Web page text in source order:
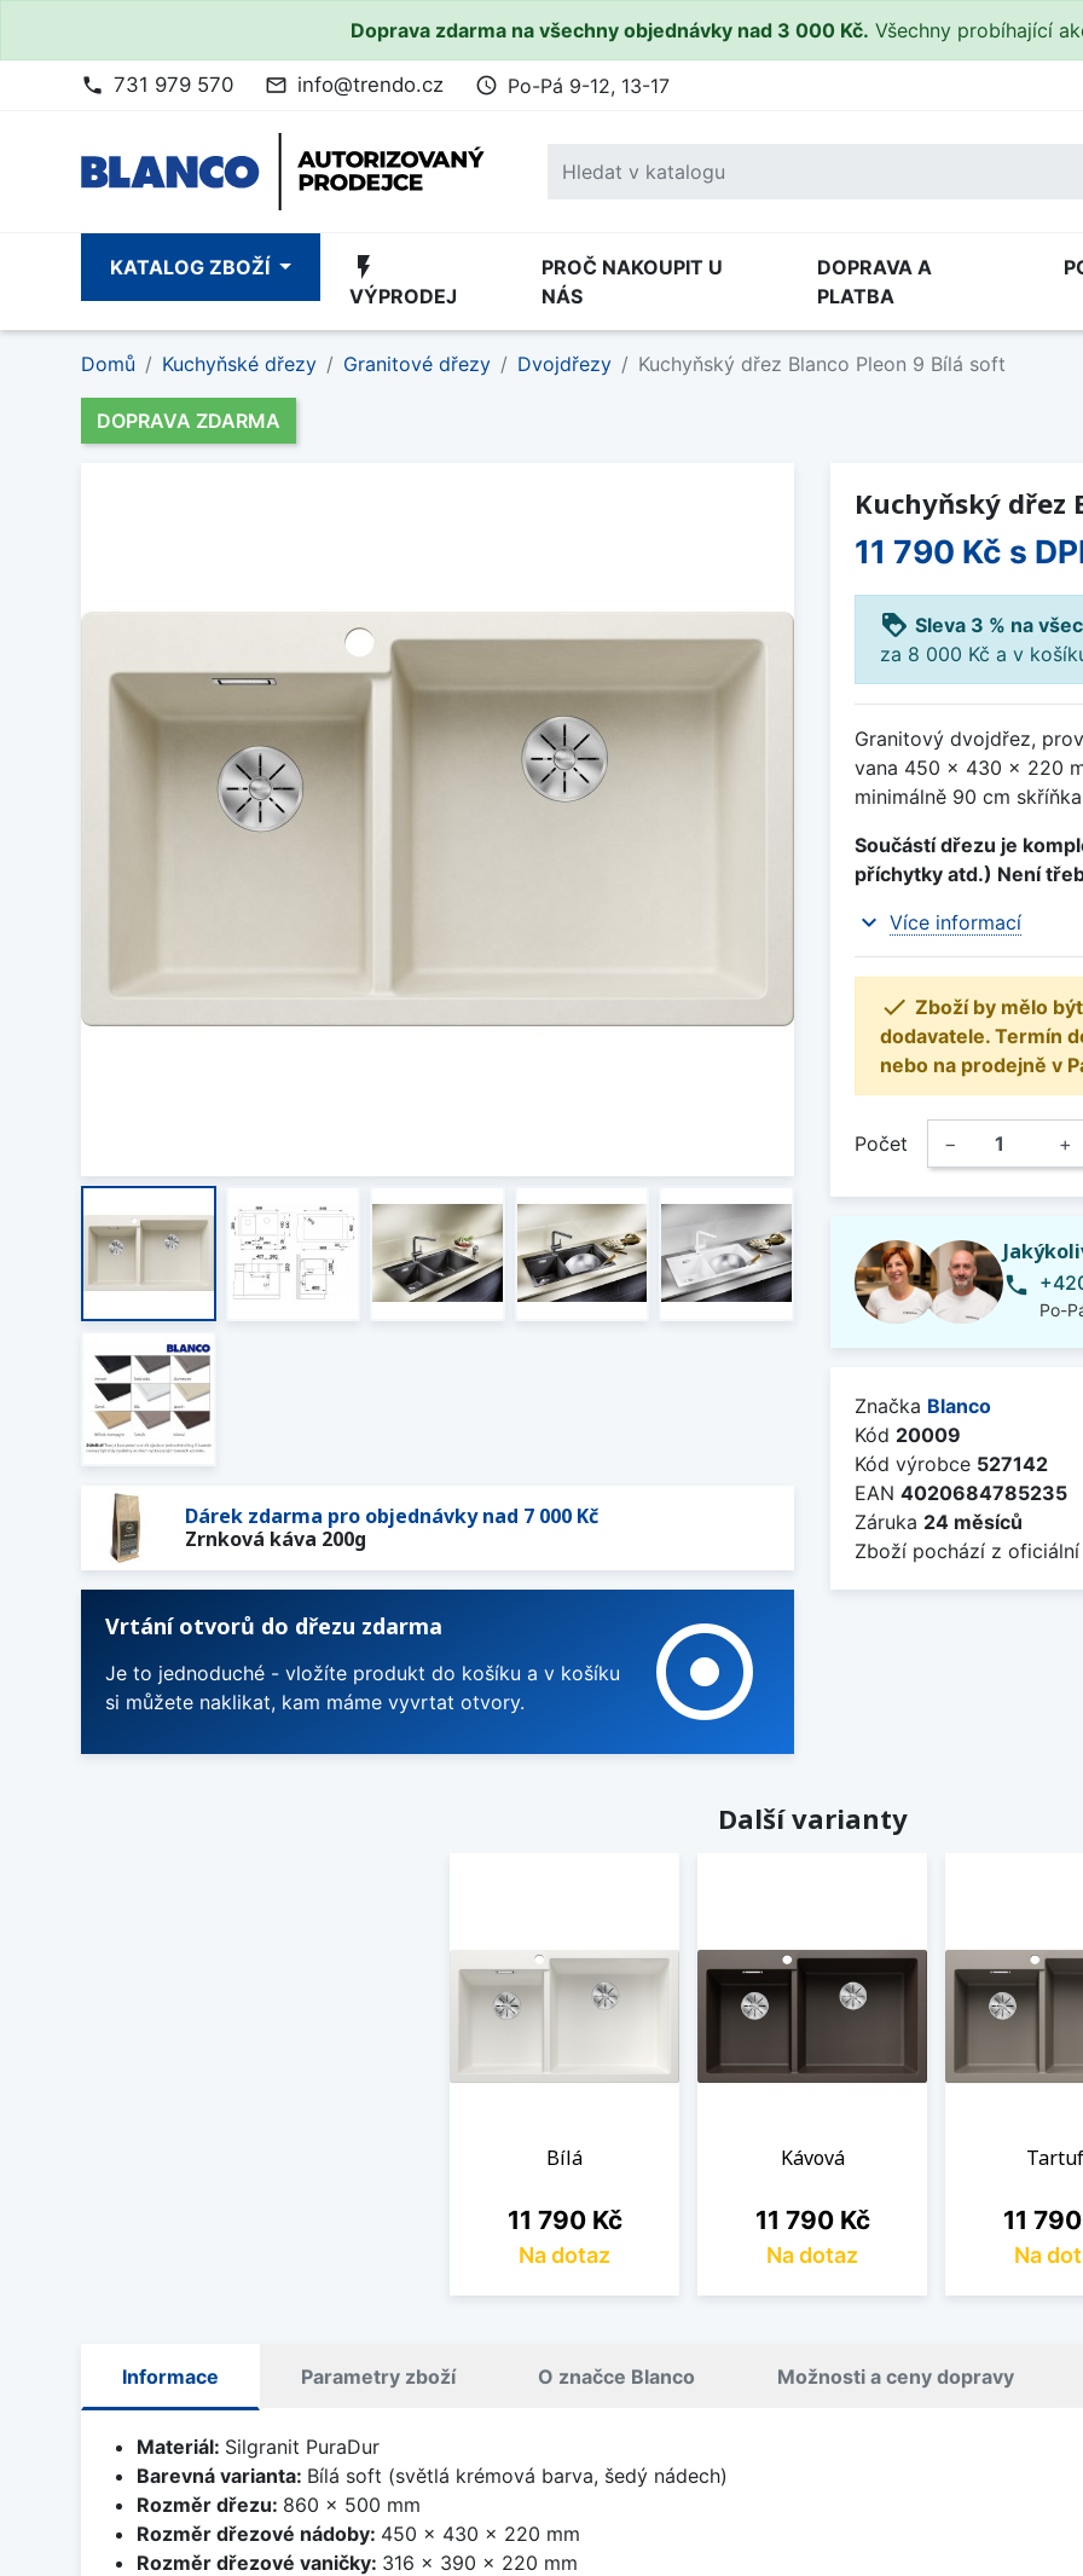
Doprava zdarma na všechny objednávky nad 3 000 Kč. Všechny probíhající
phone 731 979 570 mail_outline info@trendo.cz access_time Po-Pá 9-12, 13-17
KATALOG ZBOŽÍ flash_on
VÝPRODEJ
PROČ NAKOUPIT U
NÁS
DOPRAVA A
PLATBA
Domů Kuchyňské dřezy Granitové dřezy Dvojdřezy Kuchyňský dřez Blanco Pleon 9 Bílá soft
DOPRAVA ZDARMA
Dárek zdarma pro objednávky nad 7 000 Kč
Zrnková káva 200g
Vrtání otvorů do dřezu zdarma
Je to jednoduché - vložíte produkt do košíku a v košíku
si můžete naklikat, kam máme vyvrtat otvory.
adjust
Kuchyňský dřez
11 790 Kč s
loyalty Sleva 3 % na
za 8 000 Kč a v
Granitový dvojdřez,
vana 450 x 430 x 220
minimálně 90 cm
Součástí dřezu je
příchytky atd.) Není
expand_more Více informací
 Zboží by mělo
dodavatele. Termín
nebo na prodejně v
Počet − +
phone
Po-
Značka Blanco
Kód 20009
Kód výrobce 527142
EAN 4020684785235
Záruka 24 měsíců
Zboží pochází z
Další varianty
Bílá
Cena
11 790 Kč
Na dotaz
Kávová
Cena
11 790 Kč
Na dotaz
Cena
11
Na
Informace Parametry zboží O značce Blanco Možnosti a ceny dopravy
Materiál: Silgranit PuraDur
Barevná varianta: Bílá soft (světlá krémová barva, šedý nádech)
Rozměr dřezu: 860 x 500 mm
Rozměr dřezové nádoby: 450 x 430 x 220 mm
Rozměr dřezové vaničky: 316 x 390 x 220 mm